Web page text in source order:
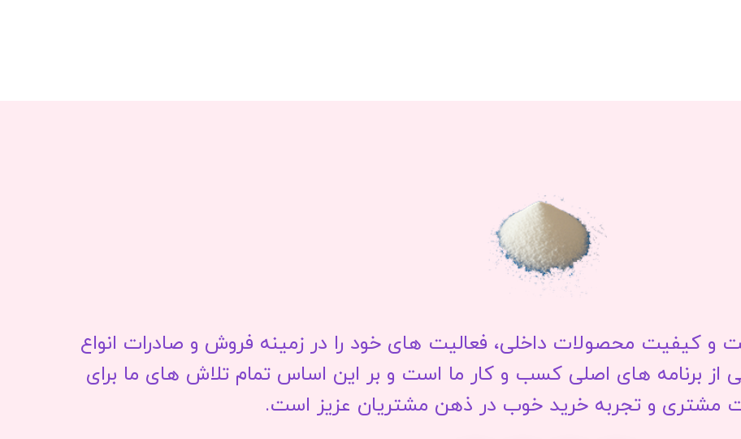
کیفیت محصولات داخلی، فعالیت های خود را در زمینه فروش و صادرات انواع
برنامه های اصلی کسب و کار ما است و بر این اساس تمام تلاش های ما برای
مشتری و تجربه خرید خوب در ذهن مشتریان عزیز است.